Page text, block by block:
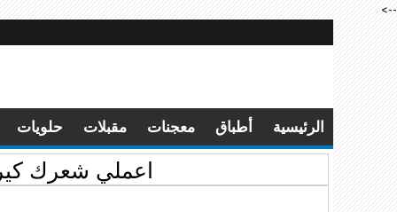
-->
الرئيسية أطباق معجنات مقبلات حلويات
اعملي شعرك